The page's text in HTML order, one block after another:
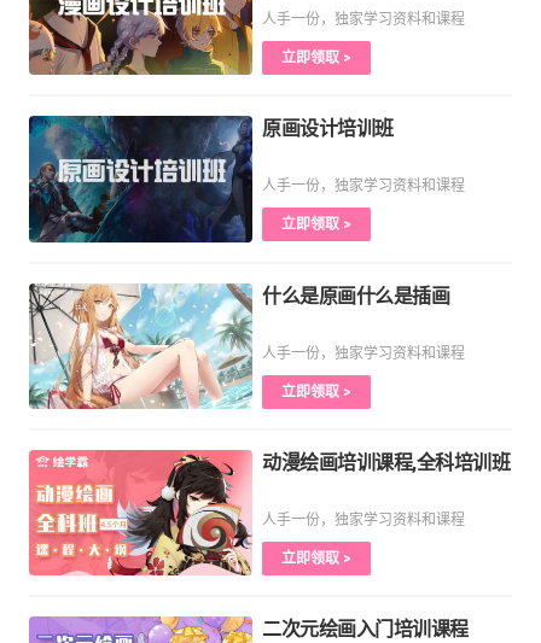
人手一份，独家学习资料和课程
立即领取 >
原画设计培训班
人手一份，独家学习资料和课程
立即领取 >
什么是原画什么是插画
人手一份，独家学习资料和课程
立即领取 >
动漫绘画培训课程,全科培训班
人手一份，独家学习资料和课程
立即领取 >
二次元绘画入门培训课程